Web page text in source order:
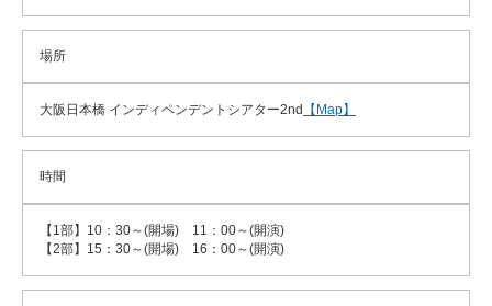
場所
大阪日本橋 インディペンデントシアター2nd 【Map】
時間
【1部】10：30～(開場) 11：00～(開演)
【2部】15：30～(開場) 16：00～(開演)